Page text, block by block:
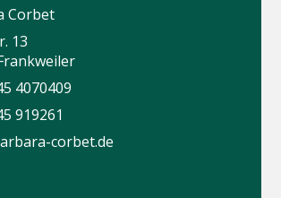
Corbet
13
4070409
919261
corbet.de